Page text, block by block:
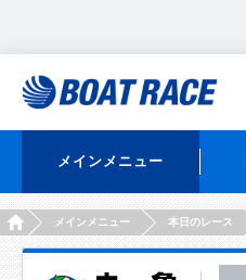
メインメニュー
HOMEメインメニュー 本日のレース